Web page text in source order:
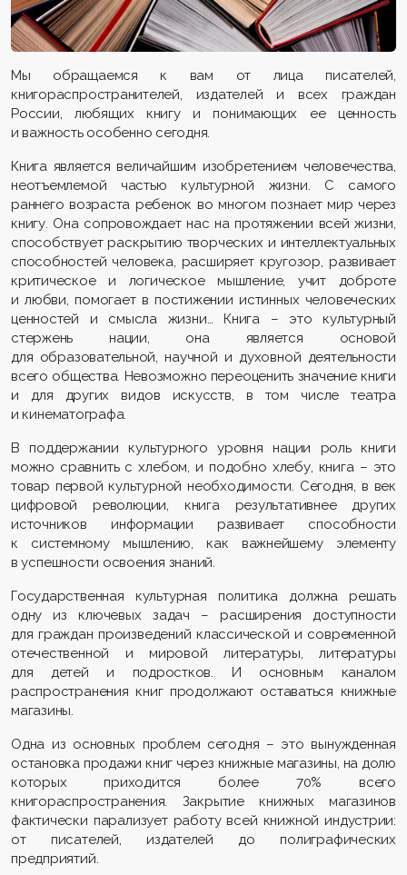
Мы обращаемся к вам от лица писателей,
книгораспространителей, издателей и всех граждан
России, любящих книгу и понимающих ее ценность
и важность особенно сегодня.
Книга является величайшим изобретением человечества,
неотъемлемой частью культурной жизни. С самого
раннего возраста ребенок во многом познает мир через
книгу. Она сопровождает нас на протяжении всей жизни,
способствует раскрытию творческих и интеллектуальных
способностей человека, расширяет кругозор, развивает
критическое и логическое мышление, учит доброте
и любви, помогает в постижении истинных человеческих
ценностей и смысла жизни… Книга – это культурный
стержень нации, она является основой
для образовательной, научной и духовной деятельности
всего общества. Невозможно переоценить значение книги
и для других видов искусств, в том числе театра
и кинематографа.
В поддержании культурного уровня нации роль книги
можно сравнить с хлебом, и подобно хлебу, книга – это
товар первой культурной необходимости. Сегодня, в век
цифровой революции, книга результативнее других
источников информации развивает способности
к системному мышлению, как важнейшему элементу
в успешности освоения знаний.
Государственная культурная политика должна решать
одну из ключевых задач – расширения доступности
для граждан произведений классической и современной
отечественной и мировой литературы, литературы
для детей и подростков. И основным каналом
распространения книг продолжают оставаться книжные
магазины.
Одна из основных проблем сегодня – это вынужденная
остановка продажи книг через книжные магазины, на долю
которых приходится более 70% всего
книгораспространения. Закрытие книжных магазинов
фактически парализует работу всей книжной индустрии:
от писателей, издателей до полиграфических
предприятий.